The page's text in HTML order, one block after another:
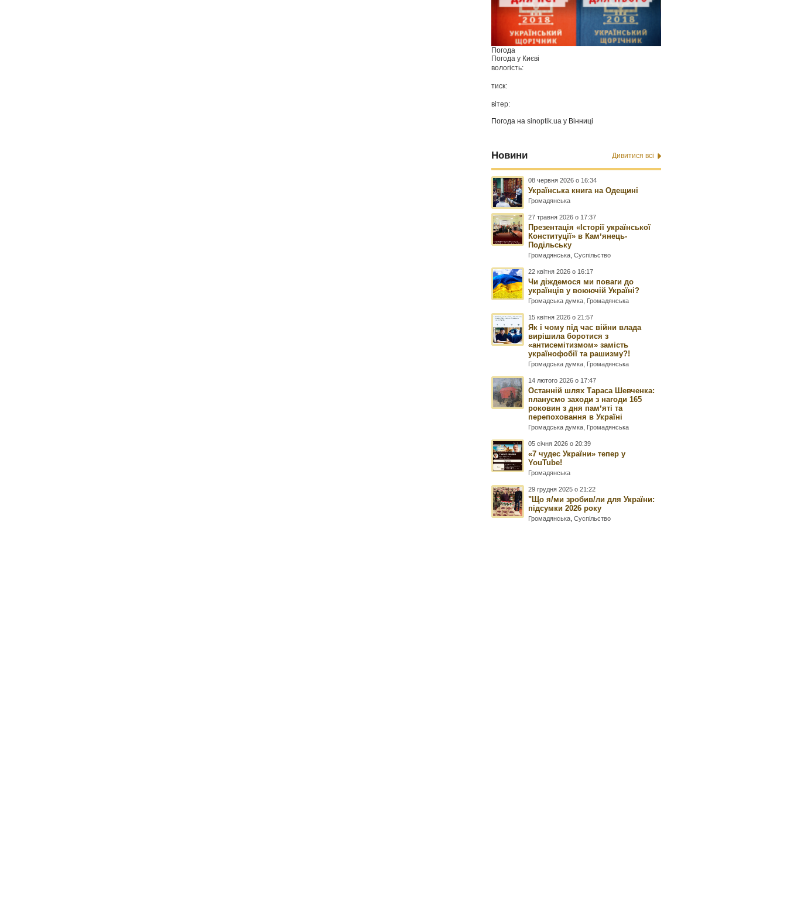
Погода
Погода у Києві
вологість:
тиск:
вітер:
Погода наsinoptik.ua у Вінниці
Новини Дивитися всі
08 червня 2026 о 16:34
Українська книга на Одещині
Громадянська
27 травня 2026 о 17:37
Презентація «Історії української
Конституції» в Камʼянець-
Подільську
Громадянська ,Суспільство
22 квітня 2026 о 16:17
Чи діждемося ми поваги до
українців у воюючій Україні?
Громадська думка Громадянська
15 квітня 2026 о 21:57
Як і чому під час війни влада
вирішила боротися з
«антисемітизмом» замість
українофобії та рашизму?!
Громадська думка Громадянська
14 лютого 2026 о 17:47
Останній шлях Тараса Шевченка:
плануємо заходи з нагоди 165
роковин з дня памʼяті та
перепоховання в Україні
Громадська думка Громадянська
05 січня 2026 о 20:39
«7 чудес України» тепер у
YouTube!
Громадянська
29 грудня 2025 о 21:22
"Що я/ми зробив/ли для України:
підсумки 2026 року
Громадянська ,Суспільство